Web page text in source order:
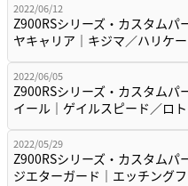
2022/06/12
Z900RSシリーズ・カスタムパ
ヤキャリア｜キジマ／ハリケ
2022/06/05
Z900RSシリーズ・カスタムパ
イール｜ゲイルスピード／ロ
2022/05/29
Z900RSシリーズ・カスタムパ
ジエターガード｜エッチング